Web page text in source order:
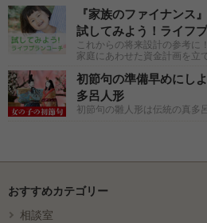
『家族のファイナンス
試してみよう！ライフ
これからの将来設計の参考に
家庭にあわせた資金計画を立
初節句の準備早めに
多呂人形
初節句の雛人形は伝統の真多
おすすめカテゴリー
相談室